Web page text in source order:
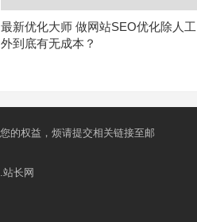
最新优化大师 做网站SEO优化除人工
外到底有无成本？
的权益，烦请提交相关链接至邮
长网